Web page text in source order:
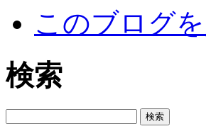
このブログ
検索